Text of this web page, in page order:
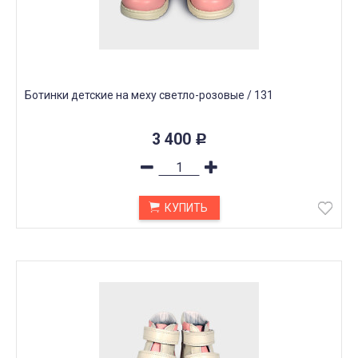
Ботинки детские на меху светло-розовые / 131
3 400 Р
КУПИТЬ